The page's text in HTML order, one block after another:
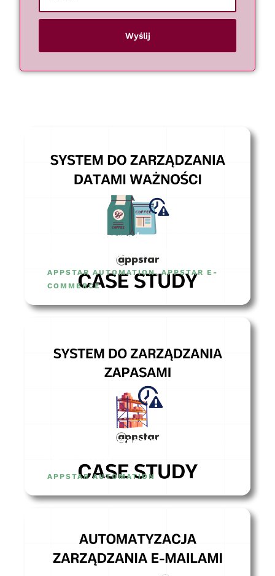
Wyślij
System do zarządzania datami
ważności – CASE STUDY
APPSTAR AUTOMATION,APPSTAR E-
COMMERCE
System do zarządzania zapasami –
APPSTAR AUTOMATION